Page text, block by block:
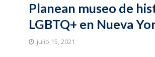
Planean museo de
LGBTQ+ en Nueva
julio 15, 2021